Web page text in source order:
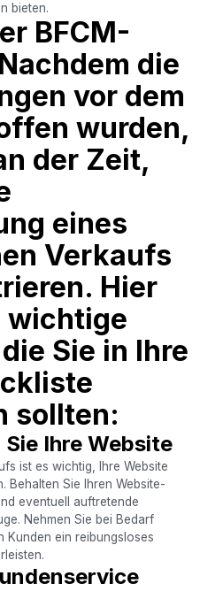
bieten.
BFCM-
die
vor dem
wurden,
der Zeit,
eines
Verkaufs
Hier
wichtige
Sie in Ihre
sollten:
Ihre Website
ist es wichtig, Ihre Website
Behalten Sie Ihren Website-
eventuell auftretende
Nehmen Sie bei Bedarf
Kunden ein reibungsloses